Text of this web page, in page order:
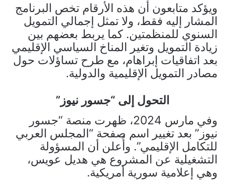
ويؤكد متابعون أن هذه الأرقام تخص البرنامج
المشار إليه فقط، ولا تمثل إجمالي التمويل
السنوي للمنظمتين. كما يربط بعضهم بين
زيادة التمويل وتغير المناخ السياسي الإقليمي
بعد اتفاقيات إبراهام، مع طرح تساؤلات حول
مصادر التمويل الإقليمية والدولية.
التحول إلى “جسور نيوز”
وفي مارس 2024، ظهرت منصة “جسور
نيوز” بعد تغيير اسم صفحة “المجلس العربي
للتكامل الإقليمي”. وأُعلن أن المسؤولة
التشغيلية عن المشروع هي هديل عويس،
وهي إعلامية سورية أمريكية.